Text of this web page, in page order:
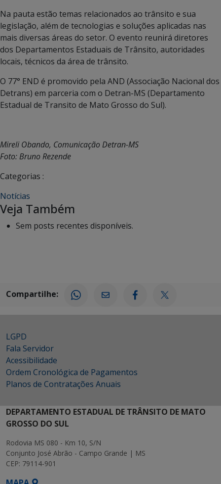
Na pauta estão temas relacionados ao trânsito e sua
legislação, além de tecnologias e soluções aplicadas nas
mais diversas áreas do setor. O evento reunirá diretores
dos Departamentos Estaduais de Trânsito, autoridades
locais, técnicos da área de trânsito.
O 77° END é promovido pela AND (Associação Nacional dos
Detrans) em parceria com o Detran-MS (Departamento
Estadual de Transito de Mato Grosso do Sul).
Mireli Obando, Comunicação Detran-MS
Foto: Bruno Rezende
Categorias :
Notícias
Veja Também
Sem posts recentes disponíveis.
Compartilhe:
LGPD
Fala Servidor
Acessibilidade
Ordem Cronológica de Pagamentos
Planos de Contratações Anuais
DEPARTAMENTO ESTADUAL DE TRÂNSITO DE MATO
GROSSO DO SUL
Rodovia MS 080 - Km 10, S/N
Conjunto José Abrão - Campo Grande | MS
CEP: 79114-901